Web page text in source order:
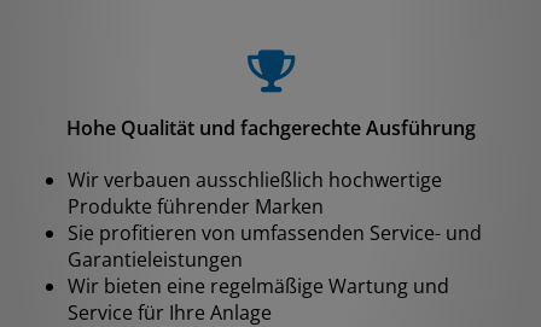
Hohe Qualität und fachgerechte Ausführung
Wir verbauen ausschließlich hochwertige
Produkte führender Marken
Sie profitieren von umfassenden Service- und
Garantieleistungen
Wir bieten eine regelmäßige Wartung und
Service für Ihre Anlage